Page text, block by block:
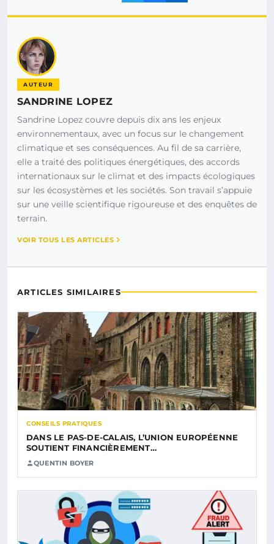
AUTEUR
SANDRINE LOPEZ
Sandrine Lopez couvre depuis dix ans les enjeux
environnementaux, avec un focus sur le changement
climatique et ses conséquences. Au fil de sa carrière,
elle a traité des politiques énergétiques, des accords
internationaux sur le climat et des impacts écologiques
sur les écosystèmes et les sociétés. Son travail s’appuie
sur une veille scientifique rigoureuse et des enquêtes de
terrain.
VOIR TOUS LES ARTICLES
ARTICLES SIMILAIRES
CONSEILS PRATIQUES
DANS LE PAS-DE-CALAIS, L’UNION EUROPÉENNE
SOUTIENT FINANCIÈREMENT…
QUENTIN BOYER